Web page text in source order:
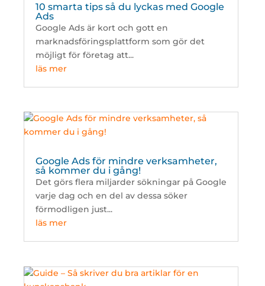
10 smarta tips så du lyckas med Google
Ads
Google Ads är kort och gott en
marknadsföringsplattform som gör det
möjligt för företag att...
läs mer
Google Ads för mindre verksamheter,
så kommer du i gång!
Det görs flera miljarder sökningar på Google
varje dag och en del av dessa söker
förmodligen just...
läs mer